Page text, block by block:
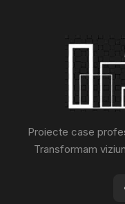
Proiecte case
Transformam